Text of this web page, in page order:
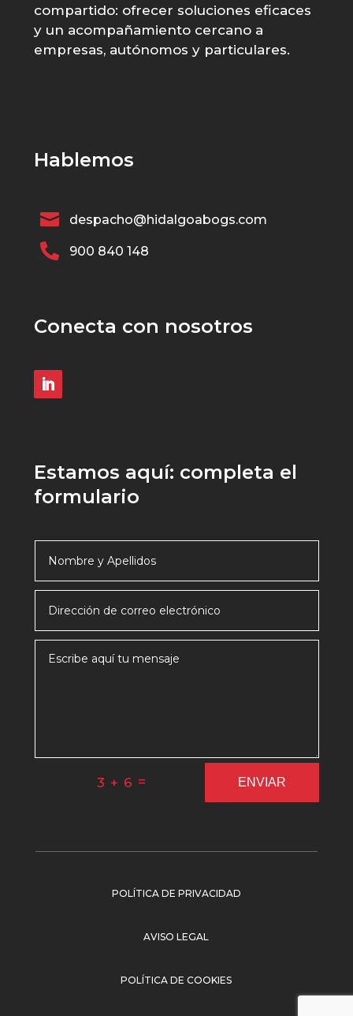
compartido: ofrecer soluciones eficaces
y un acompañamiento cercano a
empresas, autónomos y particulares.
Hablemos
 despacho@hidalgoabogs.com
 900 840 148
Conecta con nosotros
Estamos aquí: completa el
formulario
3 + 6 = ENVIAR
POLÍTICA DE PRIVACIDAD
AVISO LEGAL
POLÍTICA DE COOKIES